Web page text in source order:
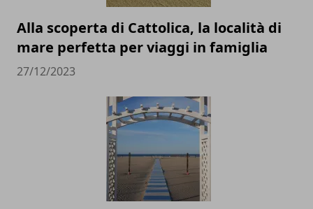
Alla scoperta di Cattolica, la località di
mare perfetta per viaggi in famiglia
27/12/2023